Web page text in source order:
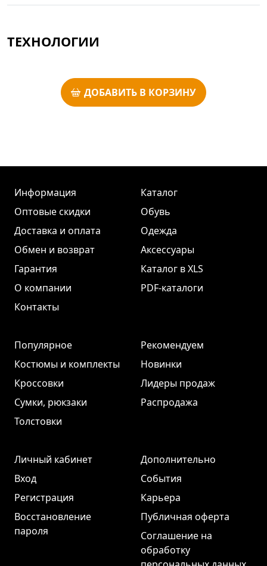
ТЕХНОЛОГИИ
ДОБАВИТЬ В КОРЗИНУ
Информация
Оптовые скидки
Доставка и оплата
Обмен и возврат
Гарантия
О компании
Контакты
Каталог
Обувь
Одежда
Аксессуары
Каталог в XLS
PDF-каталоги
Популярное
Костюмы и комплекты
Кроссовки
Сумки, рюкзаки
Толстовки
Рекомендуем
Новинки
Лидеры продаж
Распродажа
Личный кабинет
Вход
Регистрация
Восстановление
пароля
Дополнительно
События
Карьера
Публичная оферта
Соглашение на
обработку